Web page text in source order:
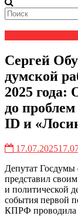
Сергей
думской
2025
до
ID и
17.07.2025
Депутат
представил
и политической
события первой
КПРФ проводила